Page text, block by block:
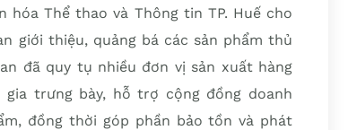
hóa Thể thao và Thông tin TP. Huế cho
giới thiệu, quảng bá các sản phẩm thủ
đã quy tụ nhiều đơn vị sản xuất hàng
trưng bày, hỗ trợ cộng đồng doanh
đồng thời góp phần bảo tồn và phát